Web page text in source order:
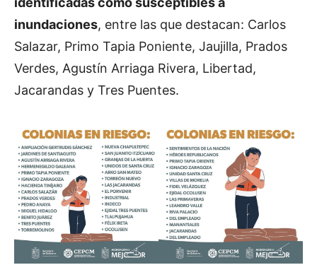
inundaciones, entre las que destacan: Carlos
Salazar, Primo Tapia Poniente, Jaujilla, Prados
Verdes, Agustín Arriaga Rivera, Libertad,
Jacarandas y Tres Puentes.